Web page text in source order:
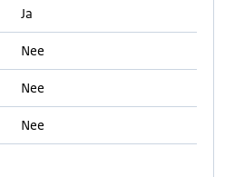
Ja
Nee
Nee
Nee